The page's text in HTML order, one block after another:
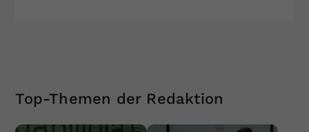
Top-Themen der Redaktion